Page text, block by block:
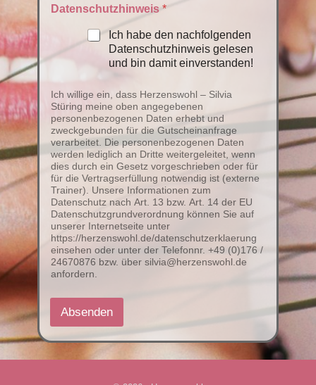
Datenschutzhinweis *
Ich habe den nachfolgenden
Datenschutzhinweis gelesen
und bin damit einverstanden!
Ich willige ein, dass Herzenswohl – Silvia
Stüring meine oben angegebenen
personenbezogenen Daten erhebt und
zweckgebunden für die Gutscheinanfrage
verarbeitet. Die personenbezogenen Daten
werden lediglich an Dritte weitergeleitet, wenn
dies durch ein Gesetz vorgeschrieben oder für
für die Vertragserfüllung notwendig ist (externe
Trainer). Unsere Informationen zum
Datenschutz nach Art. 13 bzw. Art. 14 der EU
Datenschutzgrundverordnung können Sie auf
unserer Internetseite unter
https://herzenswohl.de/datenschutzerklaerung
einsehen oder unter der Telefonnr. +49 (0)176 /
24670876 bzw. über silvia@herzenswohl.de
anfordern.
Absenden